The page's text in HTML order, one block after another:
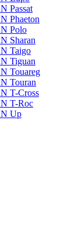
Passat
Phaeton
Polo
Sharan
Taigo
Tiguan
Touareg
Touran
T-Cross
T-Roc
Up